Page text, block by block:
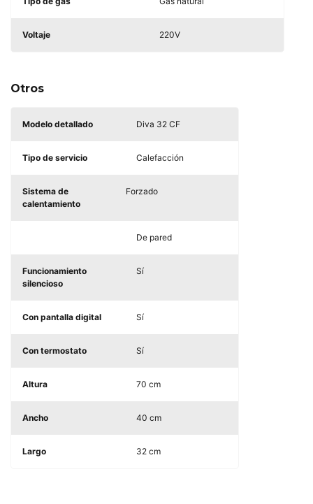
Voltaje 220V
Otros
Modelo detallado Diva 32 CF
Tipo de servicio Calefacción
Sistema de
calentamiento
Forzado
De pared
Funcionamiento
silencioso
Sí
Con pantalla digital Sí
Con termostato Sí
Altura 70 cm
Ancho 40 cm
Largo 32 cm